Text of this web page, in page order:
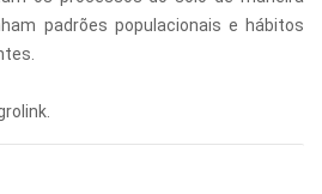
padrões populacionais e hábitos